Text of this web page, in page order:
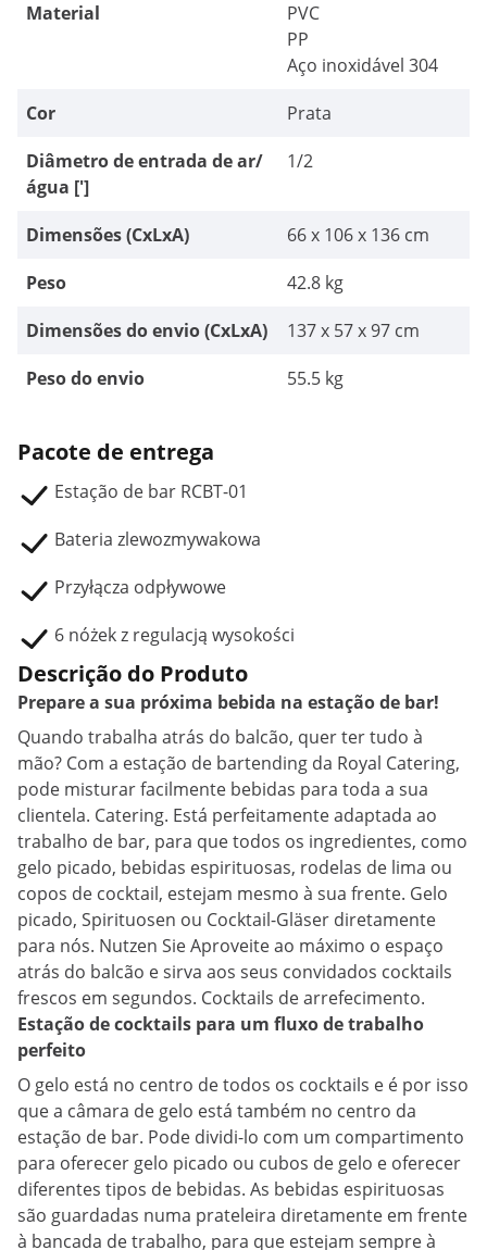
Material
PVC
PP
Aço inoxidável 304
Cor
Prata
Diâmetro de entrada de ar/
água [']
1/2
Dimensões (CxLxA)
66 x 106 x 136 cm
Peso
42.8 kg
Dimensões do envio (CxLxA)
137 x 57 x 97 cm
Peso do envio
55.5 kg
Pacote de entrega
Estação de bar RCBT-01
Bateria zlewozmywakowa
Przyłącza odpływowe
6 nóżek z regulacją wysokości
Descrição do Produto
Prepare a sua próxima bebida na estação de bar!
Quando trabalha atrás do balcão, quer ter tudo à
mão? Com a estação de bartending da Royal Catering,
pode misturar facilmente bebidas para toda a sua
clientela. Catering. Está perfeitamente adaptada ao
trabalho de bar, para que todos os ingredientes, como
gelo picado, bebidas espirituosas, rodelas de lima ou
copos de cocktail, estejam mesmo à sua frente. Gelo
picado, Spirituosen ou Cocktail-Gläser diretamente
para nós. Nutzen Sie Aproveite ao máximo o espaço
atrás do balcão e sirva aos seus convidados cocktails
frescos em segundos. Cocktails de arrefecimento.
Estação de cocktails para um fluxo de trabalho
perfeito
O gelo está no centro de todos os cocktails e é por isso
que a câmara de gelo está também no centro da
estação de bar. Pode dividi-lo com um compartimento
para oferecer gelo picado ou cubos de gelo e oferecer
diferentes tipos de bebidas. As bebidas espirituosas
são guardadas numa prateleira diretamente em frente
à bancada de trabalho, para que estejam sempre à